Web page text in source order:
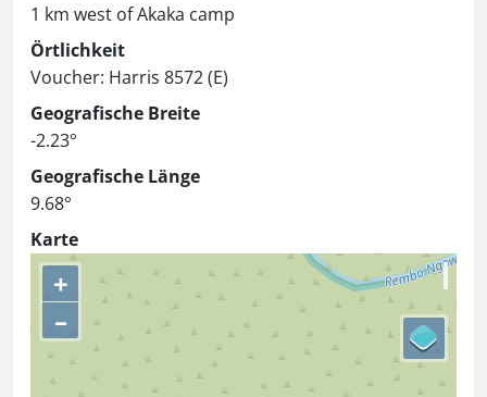
1 km west of Akaka camp
Örtlichkeit
Voucher: Harris 8572 (E)
Geografische Breite
-2.23°
Geografische Länge
9.68°
Karte
+
–